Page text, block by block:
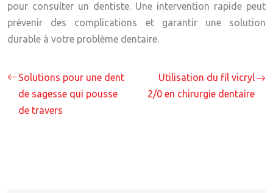
pour consulter un dentiste. Une intervention rapide peut
prévenir des complications et garantir une solution
durable à votre problème dentaire.
Solutions pour une dent
de sagesse qui pousse
de travers
Utilisation du fil vicryl
2/0 en chirurgie dentaire